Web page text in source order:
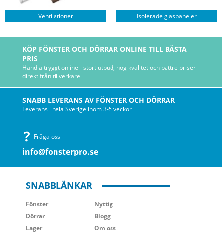
Ventilationer Isolerade glaspaneler
KÖP FÖNSTER OCH DÖRRAR ONLINE TILL BÄSTA
PRIS
Handla tryggt online - stort utbud, hög kvalitet och bättre priser
direkt från tillverkare
SNABB LEVERANS AV FÖNSTER OCH DÖRRAR
Leverans i hela Sverige inom 3-5 veckor
Fråga oss
info@fonsterpro.se
SNABBLÄNKAR
Fönster
Dörrar
Lager
Nyttig
Blogg
Om oss